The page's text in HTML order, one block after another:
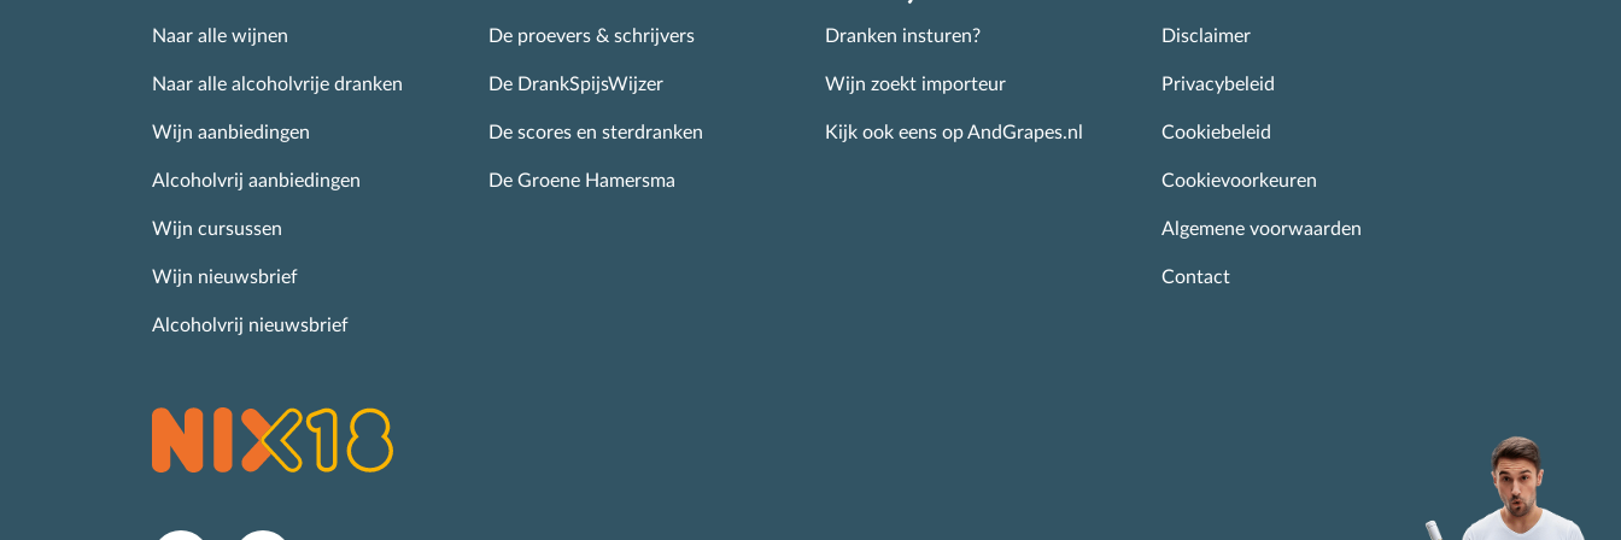
Naar alle wijnen
Naar alle alcoholvrije dranken
Wijn aanbiedingen
Alcoholvrij aanbiedingen
Wijn cursussen
Wijn nieuwsbrief
Alcoholvrij nieuwsbrief
De proevers & schrijvers
De DrankSpijsWijzer
De scores en sterdranken
De Groene Hamersma
Dranken insturen?
Wijn zoekt importeur
Kijk ook eens op AndGrapes.nl
Disclaimer
Privacybeleid
Cookiebeleid
Cookievoorkeuren
Algemene voorwaarden
Contact